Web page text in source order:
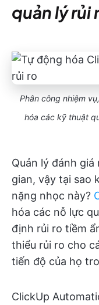
quản lý rủi
Phân công nhiệm
hóa các kỹ thuật
Quản lý đánh
gian, vậy tại sao
nặng nhọc này?
hóa các nỗ lực
định rủi ro tiềm
thiểu rủi ro cho
tiến độ của họ
ClickUp